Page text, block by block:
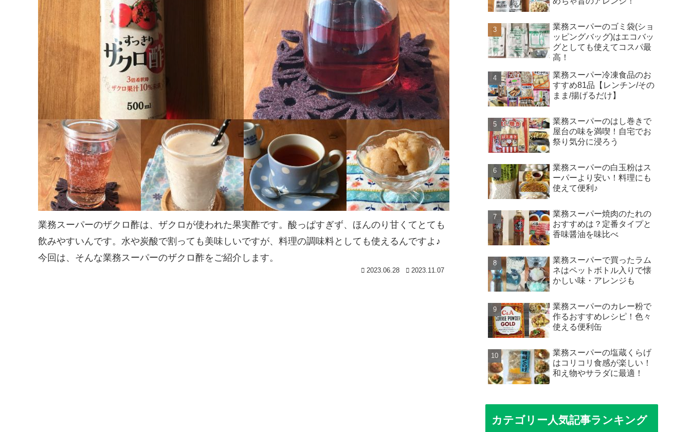
業務スーパーのザクロ酢は、ザクロが使われた果実酢です。酸っぱすぎず、ほんのり甘くてとても
飲みやすいんです。水や炭酸で割っても美味しいですが、料理の調味料としても使えるんですよ♪
今回は、そんな業務スーパーのザクロ酢をご紹介します。
2023.06.28 2023.11.07
業務スーパーのゴミ袋(ショ
ッピングバッグ)はエコバッ
グとしても使えてコスパ最
高！
業務スーパー冷凍食品のお
すすめ81品【レンチン/その
まま/揚げるだけ】
業務スーパーのはし巻きで
屋台の味を満喫！自宅でお
祭り気分に浸ろう
業務スーパーの白玉粉はス
ーパーより安い！料理にも
使えて便利♪
業務スーパー焼肉のたれの
おすすめは？定番タイプと
香味醤油を味比べ
業務スーパーで買ったラム
ネはペットボトル入りで懐
かしい味・アレンジも
業務スーパーのカレー粉で
作るおすすめレシピ！色々
使える便利缶
業務スーパーの塩蔵くらげ
はコリコリ食感が楽しい！
和え物やサラダに最適！
カテゴリー人気記事ランキング